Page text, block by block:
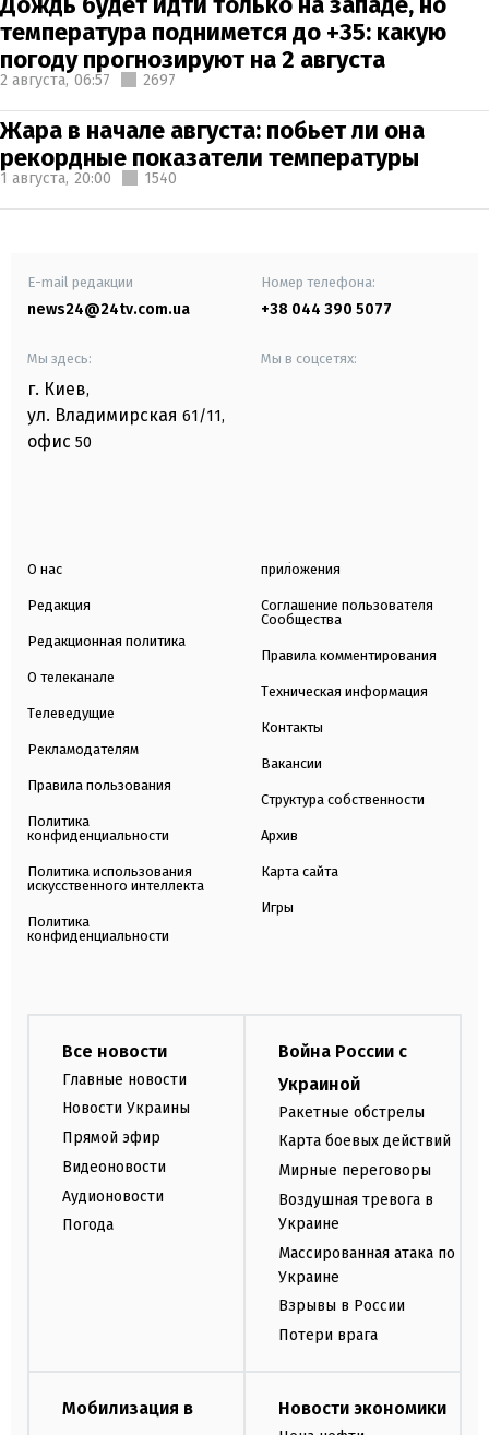
температура поднимется до +35: какую
погоду прогнозируют на 2 августа
2 августа, 06:57 2697
Жара в начале августа: побьет ли она
рекордные показатели температуры
1 августа, 20:00 1540
E-mail редакции
news24@24tv.com.ua
Номер телефона:
+38 044 390 5077
Мы здесь:
г. Киев,
ул. Владимирская 61/11,
офис 50
Мы в соцсетях:
О нас
Редакция
Редакционная политика
О телеканале
Телеведущие
Рекламодателям
Правила пользования
Политика
конфиденциальности
Политика использования
искусственного интеллекта
Политика
конфиденциальности
приложения
Соглашение пользователя
Сообщества
Правила комментирования
Техническая информация
Контакты
Вакансии
Структура собственности
Архив
Карта сайта
Игры
Все новости
Главные новости
Новости Украины
Прямой эфир
Видеоновости
Аудионовости
Погода
Война России с
Украиной
Ракетные обстрелы
Карта боевых действий
Мирные переговоры
Воздушная тревога в
Украине
Массированная атака по
Украине
Взрывы в России
Потери врага
Мобилизация в
Новости экономики